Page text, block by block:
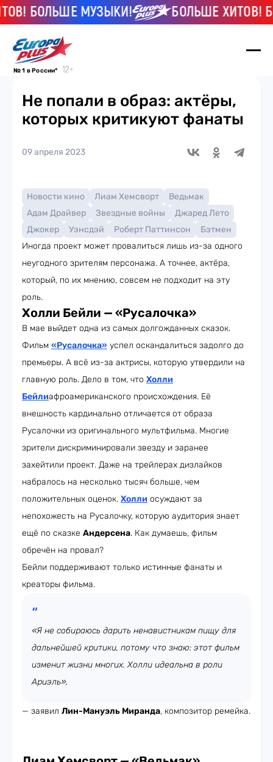
МУЗЫКИ! БОЛЬШЕ ХИТОВ!
№ 1 в России*
Не попали в образ: актёры,
которых критикуют фанаты
09 апреля 2023
Новости кино Лиам Хемсворт
Ведьмак
Адам Драйвер
Звездные войны
Джаред Лето
Джокер
Уэнсдэй Роберт Паттинсон
Бэтмен
Иногда проект может провалиться лишь из-за одного
неугодного зрителям персонажа. А точнее, актёра,
который, по их мнению, совсем не подходит на эту
роль.
Холли Бейли — «Русалочка»
В мае выйдет одна из самых долгожданных сказок.
Фильм «Русалочка» успел оскандалиться задолго до
премьеры. А всё из-за актрисы, которую утвердили на
главную роль. Дело в том, что Холли
Бейлиафроамериканского происхождения. Её
внешность кардинально отличается от образа
Русалочки из оригинального мультфильма. Многие
зрители дискриминировали звезду и заранее
захейтили проект. Даже на трейлерах дизлайков
набралось на несколько тысяч больше, чем
положительных оценок. Холли осуждают за
непохожесть на Русалочку, которую аудитория знает
ещё по сказке Андерсена. Как думаешь, фильм
обречён на провал?
Бейли поддерживают только истинные фанаты и
креаторы фильма.
«Я не собираюсь дарить ненавистникам пищу для
дальнейшей критики, потому что знаю: этот фильм
изменит жизни многих. Холли идеальна в роли
Ариэль»,
— заявил Лин-Мануэль Миранда, композитор ремейка.